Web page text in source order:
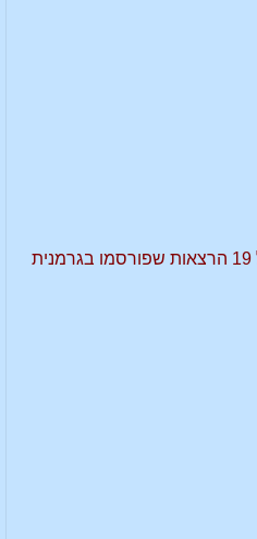
שלוש הרצאות מאת רודולף שטיינר שניתנו בברלין, באוקטובר 1908. (ההרצאה הראשונה, השנייה והרביעית מתוך סדרה של 19 הרצאות שפורסמו בגרמנית